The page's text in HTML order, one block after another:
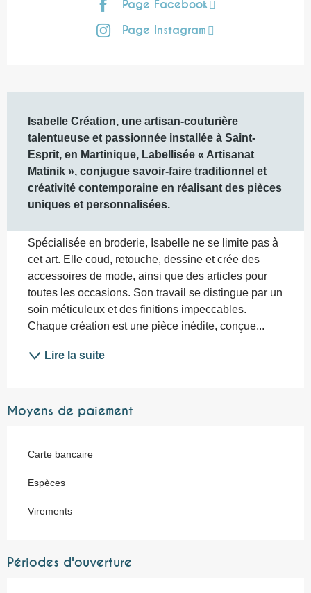
Page Facebook
Page Instagram
Isabelle Création, une artisan-couturière
talentueuse et passionnée installée à Saint-
Esprit, en Martinique, Labellisée « Artisanat
Matinik », conjugue savoir-faire traditionnel et
créativité contemporaine en réalisant des pièces
uniques et personnalisées.
Spécialisée en broderie, Isabelle ne se limite pas à
cet art. Elle coud, retouche, dessine et crée des
accessoires de mode, ainsi que des articles pour
toutes les occasions. Son travail se distingue par un
soin méticuleux et des finitions impeccables.
Chaque création est une pièce inédite, conçue...
Lire la suite
Moyens de paiement
Carte bancaire
Espèces
Virements
Périodes d'ouverture